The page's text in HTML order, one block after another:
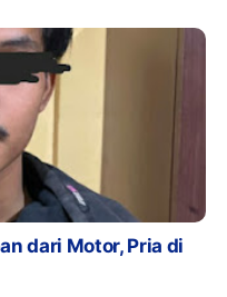
dari Motor, Pria di